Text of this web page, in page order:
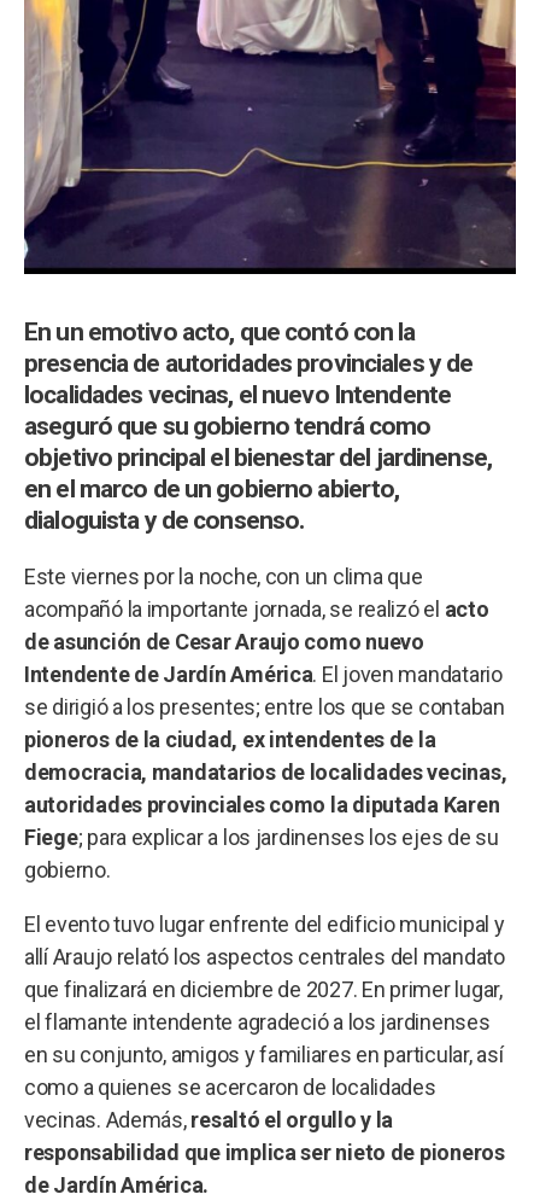
En un emotivo acto, que contó con la
presencia de autoridades provinciales y de
localidades vecinas, el nuevo Intendente
aseguró que su gobierno tendrá como
objetivo principal el bienestar del jardinense,
en el marco de un gobierno abierto,
dialoguista y de consenso.
Este viernes por la noche, con un clima que
acompañó la importante jornada, se realizó el acto
de asunción de Cesar Araujo como nuevo
Intendente de Jardín América. El joven mandatario
se dirigió a los presentes; entre los que se contaban
pioneros de la ciudad, ex intendentes de la
democracia, mandatarios de localidades vecinas,
autoridades provinciales como la diputada Karen
Fiege; para explicar a los jardinenses los ejes de su
gobierno.
El evento tuvo lugar enfrente del edificio municipal y
allí Araujo relató los aspectos centrales del mandato
que finalizará en diciembre de 2027. En primer lugar,
el flamante intendente agradeció a los jardinenses
en su conjunto, amigos y familiares en particular, así
como a quienes se acercaron de localidades
vecinas. Además,resaltó el orgullo y la
responsabilidad que implica ser nieto de pioneros
de Jardín América.